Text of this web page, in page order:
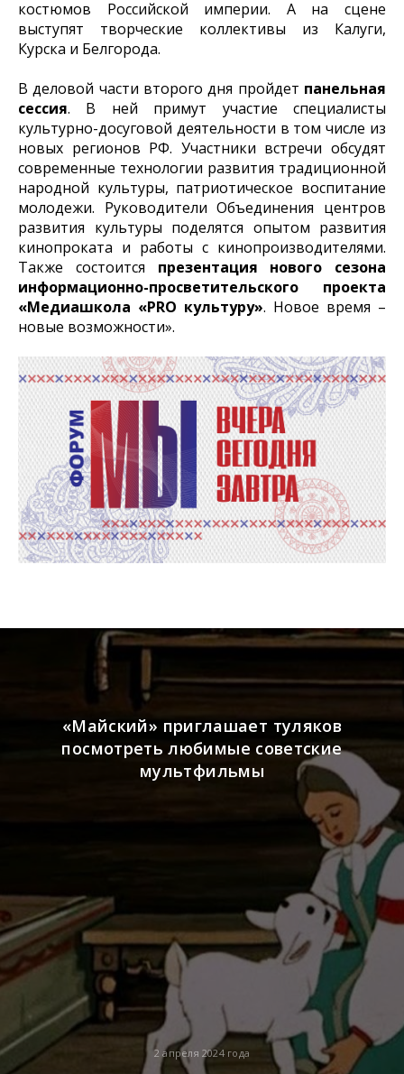
костюмов Российской империи. А на сцене
выступят творческие коллективы из Калуги,
Курска и Белгорода.
В деловой части второго дня пройдет панельная
сессия. В ней примут участие специалисты
культурно-досуговой деятельности в том числе из
новых регионов РФ. Участники встречи обсудят
современные технологии развития традиционной
народной культуры, патриотическое воспитание
молодежи. Руководители Объединения центров
развития культуры поделятся опытом развития
кинопроката и работы с кинопроизводителями.
Также состоится презентация нового сезона
информационно-просветительского проекта
«Медиашкола «PRO культуру». Новое время –
новые возможности».
2 апреля 2024 года
«Майский» приглашает туляков
посмотреть любимые советские
мультфильмы